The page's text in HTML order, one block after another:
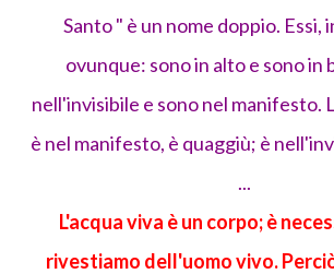
Santo " è un nome doppio. Essi,
ovunque: sono in alto e sono in
nell'invisibile e sono nel manifesto.
è nel manifesto, è quaggiù; è
...
L'acqua viva è un corpo; è
rivestiamo dell'uomo vivo.